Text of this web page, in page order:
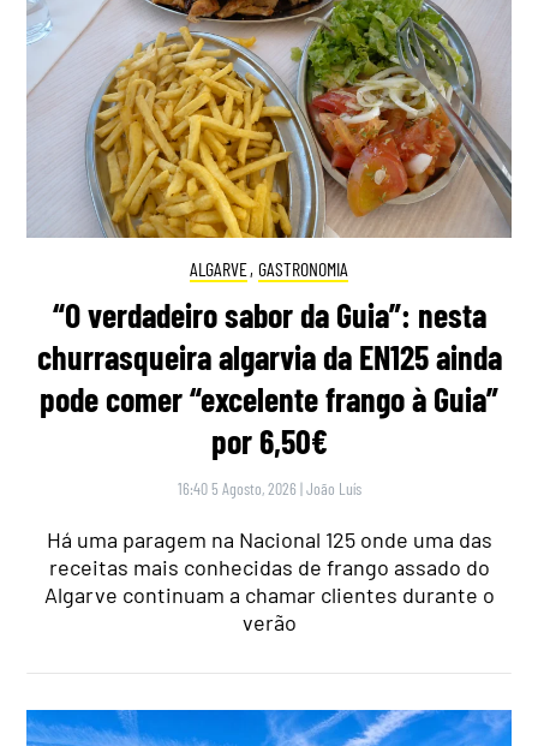
ALGARVE, GASTRONOMIA
“O verdadeiro sabor da Guia”: nesta
churrasqueira algarvia da EN125 ainda
pode comer “excelente frango à Guia”
por 6,50€
16:40 5 Agosto, 2026 |João Luís
Há uma paragem na Nacional 125 onde uma das
receitas mais conhecidas de frango assado do
Algarve continuam a chamar clientes durante o
verão